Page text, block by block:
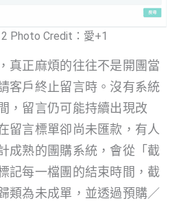
Photo Credit：愛+1
真正麻煩的往往不是開團當
客戶終止留言時。沒有系統
，留言仍可能持續出現改
留言標單卻尚未匯款，有人
成熟的團購系統，會從「截
記每一檔團的結束時間，截
類為未成單，並透過預購／